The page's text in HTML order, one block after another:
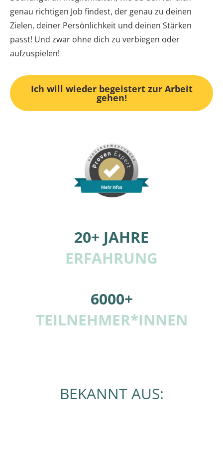
genau richtigen Job findest, der genau zu deinen
Zielen, deiner Persönlichkeit und deinen Stärken
passt! Und zwar ohne dich zu verbiegen oder
aufzuspielen!
Ich will wieder begeistert zur Arbeit
gehen!
Mehr Infos
20+ JAHRE
ERFAHRUNG
6000+
TEILNEHMER*INNEN
BEKANNT AUS: